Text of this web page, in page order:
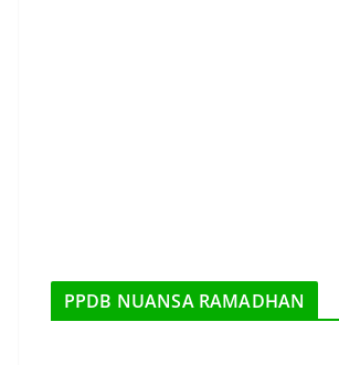
PPDB NUANSA RAMADHAN